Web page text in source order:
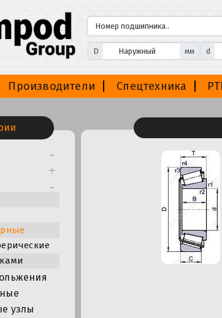
D мм d
Производители Спецтехника
узлы